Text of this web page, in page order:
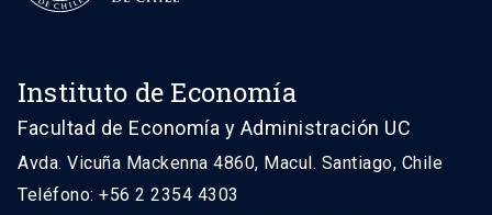
Instituto de Economía
Facultad de Economía y Administración UC
Avda. Vicuña Mackenna 4860, Macul. Santiago, Chile
Teléfono: +56 2 2354 4303